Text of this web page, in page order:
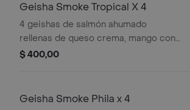
Geisha Smoke Tropical X 4
4 geishas de salmón ahumado
rellenas de queso crema, mango con
base de arroz.
$ 400,00
Geisha Smoke Phila x 4